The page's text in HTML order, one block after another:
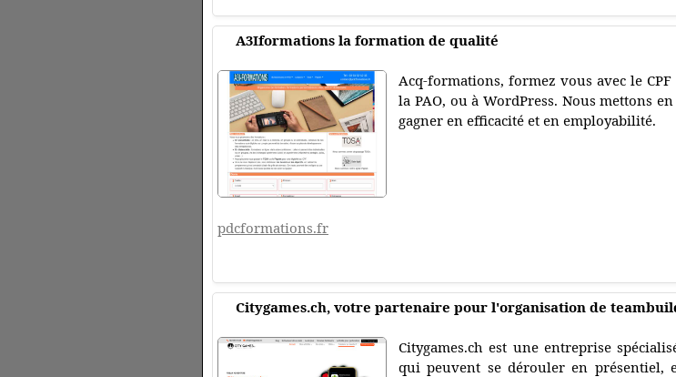
A3Iformations la formation de qualité
Acq-formations, formez vous avec le
la PAO, ou à WordPress. Nous mettons
gagner en efficacité et en employabilité.
pdcformations.fr
Citygames.ch, votre partenaire pour l'organisation de
Citygames.ch est une entreprise
qui peuvent se dérouler en